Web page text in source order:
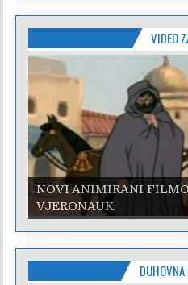
VIDEO
NOVI ANIMIRANI
VJERONAUK